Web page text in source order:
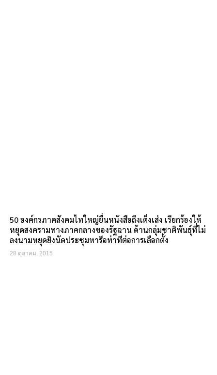
50 องค์กรภาคสังคมไทใหญ่ยื่นหนังสือถึงเต็งเส่ง เรียกร้องให้
หยุดสงครามทางภาคกลางของรัฐฉาน ด้านกลุ่มชาติพันธุ์ที่ไม่
ลงนามหยุดยิงนัดประชุมหารือท่าทีต่อการเลือกตั้ง
28 ตุลาคม, 2015